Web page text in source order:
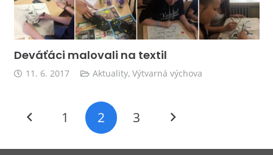
Deváťáci malovali na textil
11. 6. 2017 Aktuality,Výtvarná výchova
1 2 3